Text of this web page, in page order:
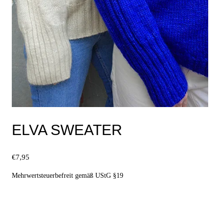
ELVA SWEATER
€7,95
Mehrwertsteuerbefreit gemäß UStG §19